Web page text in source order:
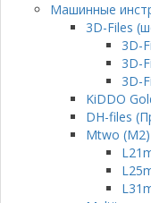
Машинные
3D-Files
3D-
3D-
3D-
KiDDO
DH-files
Mtwo